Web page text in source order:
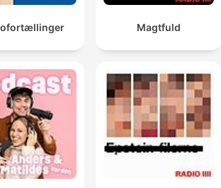
Magtfuld